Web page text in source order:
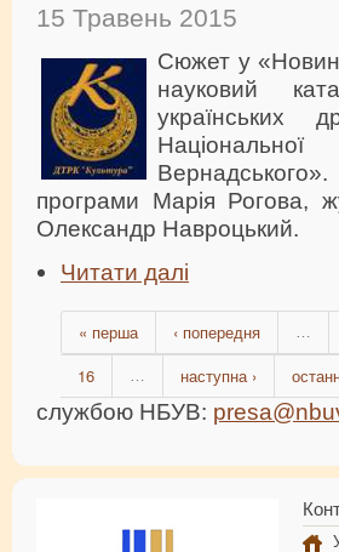
15 Травень 2015
Сюжет у
науковий
українських
програми Марія Рогова,
Олександр Навроцький.
Читати далі
« перша ‹ попередня
16 наступна ›
службою НБУВ: